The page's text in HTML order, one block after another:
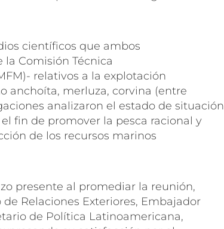
científicos que ambos
Comisión Técnica
relativos a la explotación
anchoíta, merluza, corvina (entre
analizaron el estado de situación
fin de promover la pesca racional y
de los recursos marinos
presente al promediar la reunión,
Relaciones Exteriores, Embajador
de Política Latinoamericana,